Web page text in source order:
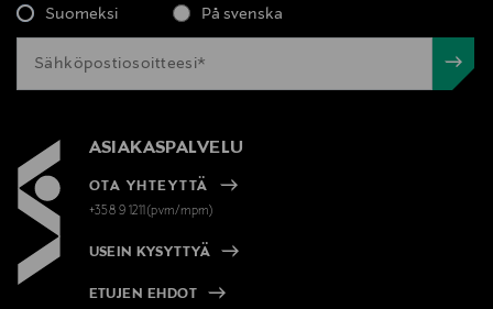
Suomeksi På svenska
ASIAKASPALVELU
OTA YHTEYTTÄ
+358 9 1211(pvm/mpm)
USEIN KYSYTTYÄ
ETUJEN EHDOT